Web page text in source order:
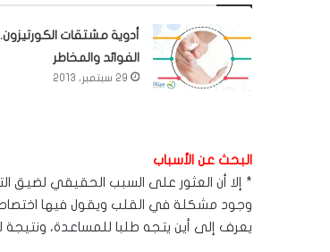
أدوية مشتقات الكورتيزون..
الفوائد والمخاطر
29 سبتمبر، 2013
البحث عن الأسباب
* إلا أن العثور على السبب الحقيقي لضيق
وجود مشكلة في القلب ويقول فيها اختصاصي
يعرف إلى أين يتجه طلبا للمساعدة،